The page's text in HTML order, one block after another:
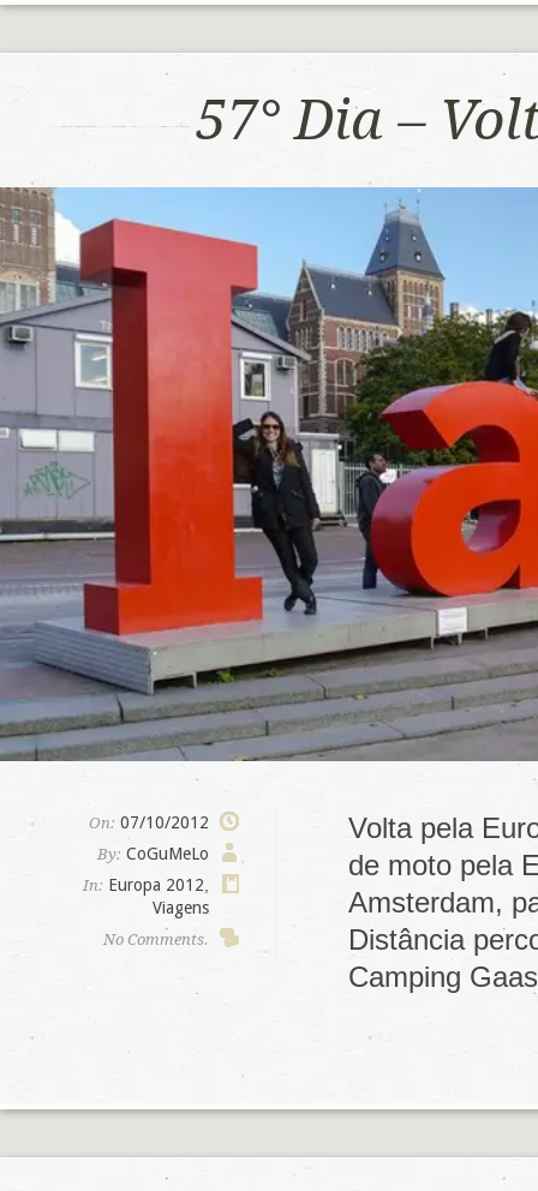
57° Dia –
On: 07/10/2012
By: CoGuMeLo
In: Europa 2012
Viagens
No Comments.
Volta pela
de moto pela
Amsterdam,
Distância
Camping